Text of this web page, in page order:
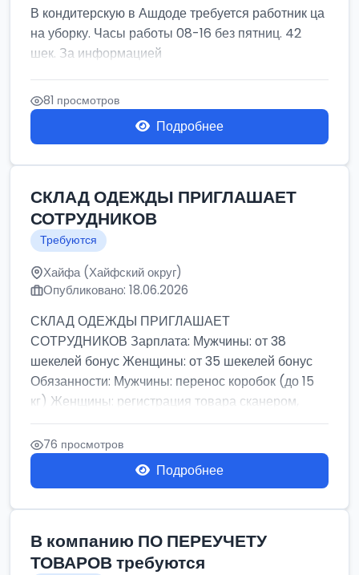
В кондитерскую в Ашдоде требуется работник ца
на уборку. Часы работы 08-16 без пятниц. 42
шек. За информацией
81 просмотров
Подробнее
СКЛАД ОДЕЖДЫ ПРИГЛАШАЕТ
СОТРУДНИКОВ
Требуются
Хайфа (Хайфский округ)
Опубликовано: 18.06.2026
СКЛАД ОДЕЖДЫ ПРИГЛАШАЕТ
СОТРУДНИКОВ Зарплата: Мужчины: от 38
шекелей бонус Женщины: от 35 шекелей бонус
Обязанности: Мужчины: перенос коробок (до 15
кг) Женщины: регистрация товара сканером,
сбор зака...
76 просмотров
Подробнее
В компанию ПО ПЕРЕУЧЕТУ
ТОВАРОВ требуются